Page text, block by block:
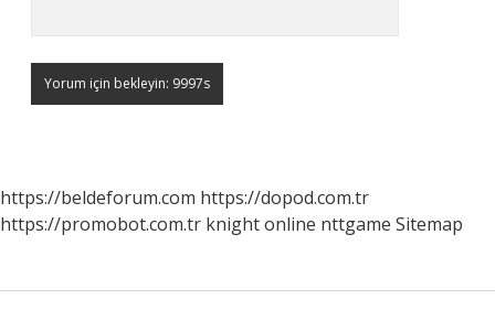
https://beldeforum.com https://dopod.com.tr
https://promobot.com.tr knight online nttgame Sitemap